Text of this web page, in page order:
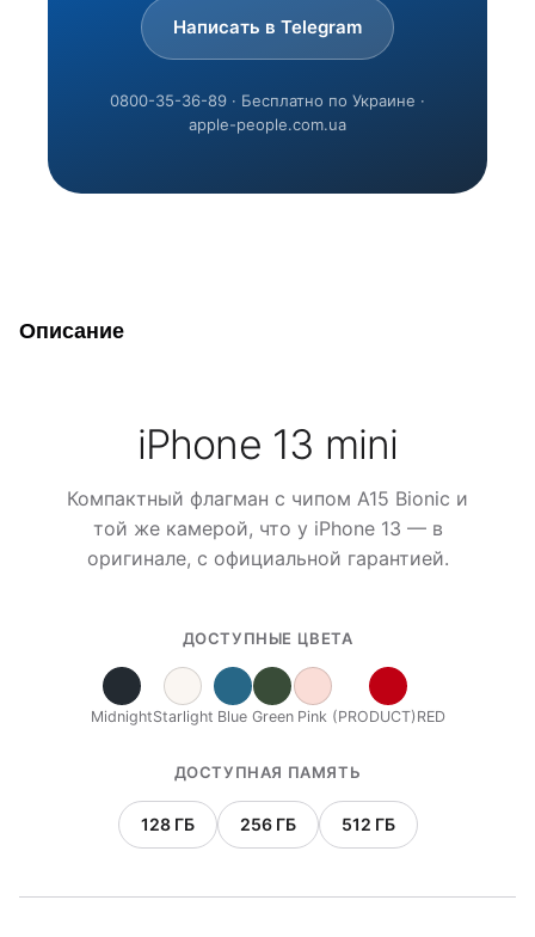
Написать в Telegram
0800-35-36-89 · Бесплатно по Украине ·
apple-people.com.ua
Описание
iPhone 13 mini
Компактный флагман с чипом A15 Bionic и
той же камерой, что у iPhone 13 — в
оригинале, с официальной гарантией.
ДОСТУПНЫЕ ЦВЕТА
MidnightStarlight Blue Green Pink (PRODUCT)RED
ДОСТУПНАЯ ПАМЯТЬ
128 ГБ 256 ГБ 512 ГБ